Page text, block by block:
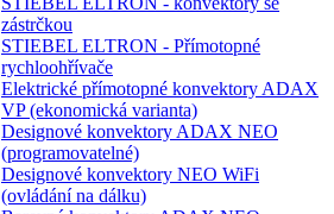
zástrčkou
STIEBEL ELTRON - Přímotopné
rychloohřívače
Elektrické přímotopné konvektory ADAX
VP (ekonomická varianta)
Designové konvektory ADAX NEO
(programovatelné)
Designové konvektory NEO WiFi
(ovládání na dálku)